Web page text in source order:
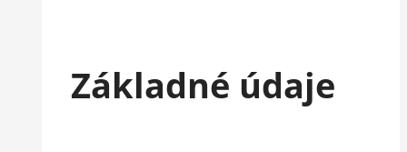
Základné údaje